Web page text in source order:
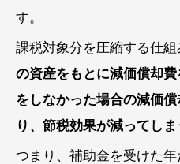
す。
課税対象分を圧縮する仕組
の資産をもとに減価償却
をしなかった場合の減価
り、節税効果が減ってしま
つまり、補助金を受けた